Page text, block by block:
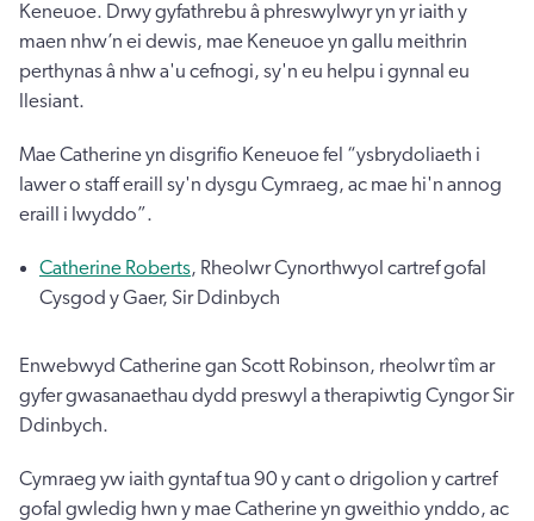
Keneuoe. Drwy gyfathrebu â phreswylwyr yn yr iaith y
maen nhw’n ei dewis, mae Keneuoe yn gallu meithrin
perthynas â nhw a'u cefnogi, sy'n eu helpu i gynnal eu
llesiant.
Mae Catherine yn disgrifio Keneuoe fel “ysbrydoliaeth i
lawer o staff eraill sy'n dysgu Cymraeg, ac mae hi'n annog
eraill i lwyddo”.
Catherine Roberts, Rheolwr Cynorthwyol cartref gofal
Cysgod y Gaer, Sir Ddinbych
Enwebwyd Catherine gan Scott Robinson, rheolwr tîm ar
gyfer gwasanaethau dydd preswyl a therapiwtig Cyngor Sir
Ddinbych.
Cymraeg yw iaith gyntaf tua 90 y cant o drigolion y cartref
gofal gwledig hwn y mae Catherine yn gweithio ynddo, ac